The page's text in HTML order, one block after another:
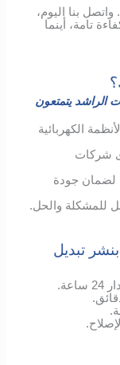
واتصل بنا اليوم،
تامة، أينما
الراشد يتمتعون
الكهربائية
شركات
لضمان جودة
والحل.
تبديل